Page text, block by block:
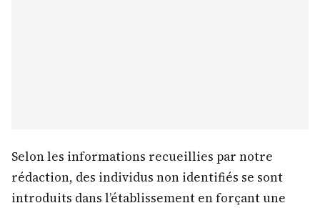
Selon les informations recueillies par notre
rédaction, des individus non identifiés se sont
introduits dans l’établissement en forçant une